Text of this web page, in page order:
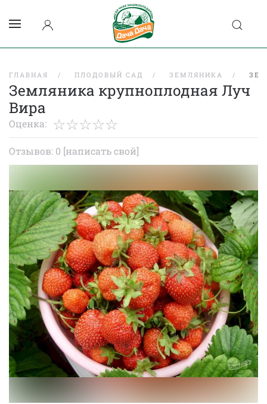
ГЛАВНАЯ ПЛОДОВЫЙ САД ЗЕМЛЯНИКА
Земляника крупноплодная Луч
Вира
Оценка:
Отзывов: 0 [написать свой]